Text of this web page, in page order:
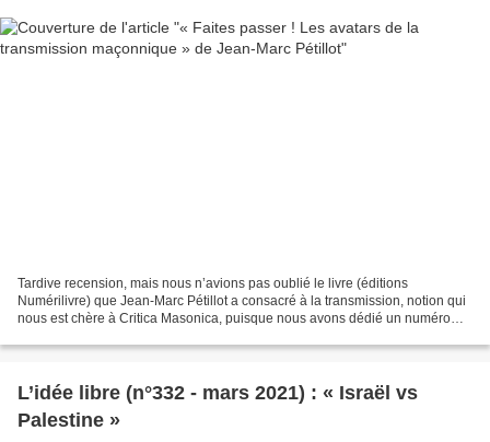
Tardive recension, mais nous n’avions pas oublié le livre (éditions
Numérilivre) que Jean-Marc Pétillot a consacré à la transmission, notion qui
nous est chère à Critica Masonica, puisque nous avons dédié un numéro
L’idée libre (n°332 - mars 2021) : « Israël vs
Palestine »